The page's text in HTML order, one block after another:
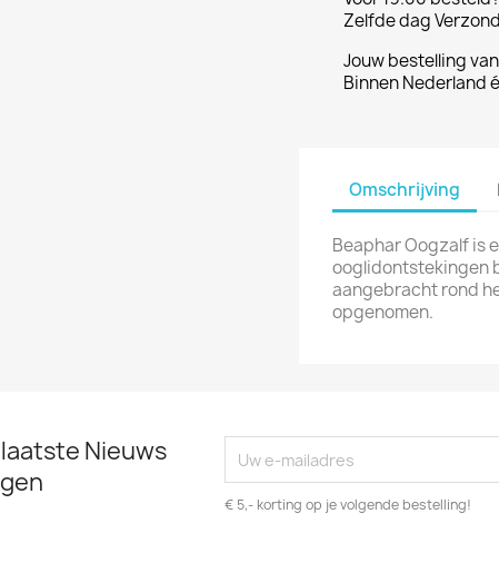
Zelfde dag
Jouw bestelling
Binnen Nederland
Omschrijving
Beaphar Oogzalf is
ooglidontstekingen
aangebracht rond
opgenomen.
Nieuws
€ 5,- korting op je volgende bestelling!